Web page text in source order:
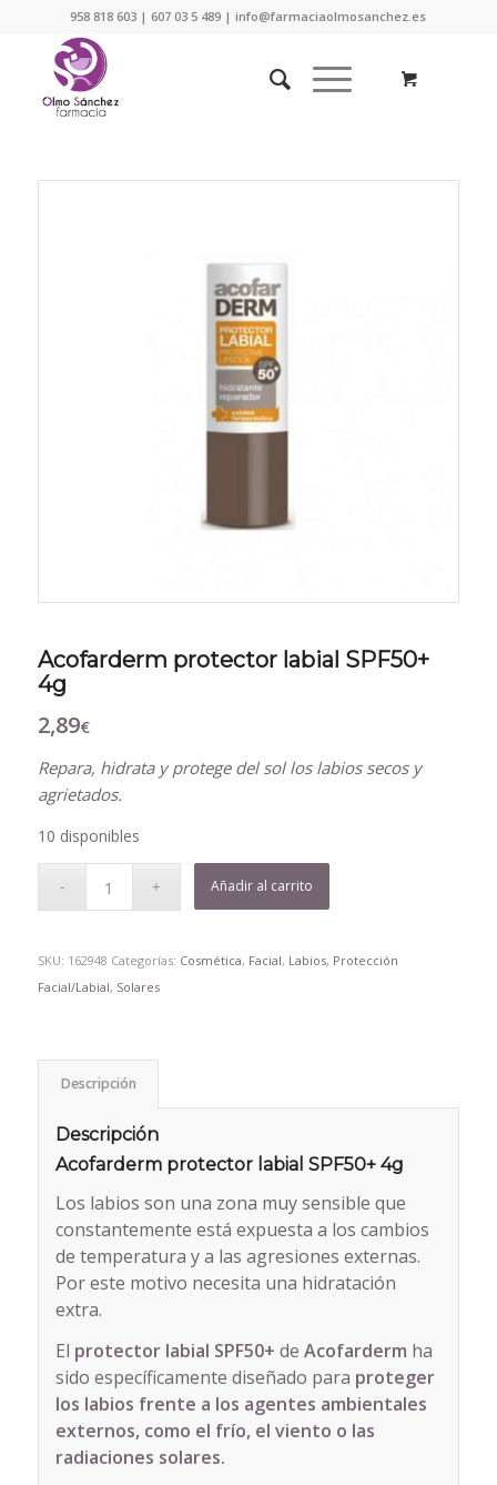
958 818 603 | 607 03 5 489 | info@farmaciaolmosanchez.es
Acofarderm protector labial SPF50+
4g
2,89€
Repara, hidrata y protege del sol los labios secos y
agrietados.
10 disponibles
Añadir al carrito
SKU: 162948 Categorías: Cosmética, Facial, Labios, Protección
Facial/Labial, Solares
Descripción
Descripción
Acofarderm protector labial SPF50+ 4g
Los labios son una zona muy sensible que
constantemente está expuesta a los cambios
de temperatura y a las agresiones externas.
Por este motivo necesita una hidratación
extra.
El protector labial SPF50+ de Acofarderm ha
sido específicamente diseñado para proteger
los labios frente a los agentes ambientales
externos, como el frío, el viento o las
radiaciones solares.